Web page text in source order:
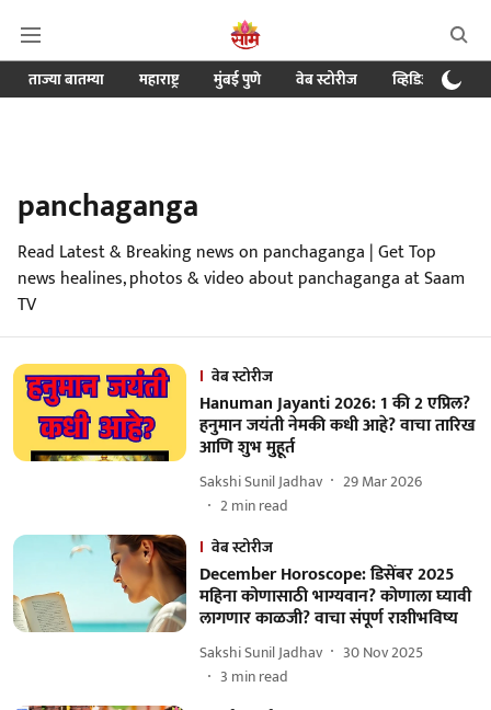
ताज्या बातम्या महाराष्ट्र मुंबई पुणे वेब स्टोरीज व्हिडिओ
panchaganga
Read Latest & Breaking news on panchaganga | Get Top
news healines, photos & video about panchaganga at Saam
TV
वेब स्टोरीज
Hanuman Jayanti 2026: 1 की 2 एप्रिल?
हनुमान जयंती नेमकी कधी आहे? वाचा तारिख
आणि शुभ मुहूर्त
Sakshi Sunil Jadhav
29 Mar 2026
2min read
वेब स्टोरीज
December Horoscope: डिसेंबर 2025
महिना कोणासाठी भाग्यवान? कोणाला घ्यावी
लागणार काळजी? वाचा संपूर्ण राशीभविष्य
Sakshi Sunil Jadhav
30 Nov 2025
3 min read